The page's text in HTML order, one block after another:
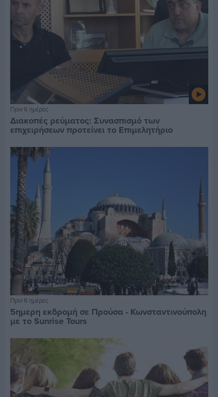
Πριν 6 ημέρες
Διακοπές ρεύματος: Συνασπισμό των
επιχειρήσεων προτείνει το Επιμελητήριο
Πριν 6 ημέρες
5ημερη εκδρομή σε Προύσα - Κωνσταντινούπολη
με το Sunrise Tours